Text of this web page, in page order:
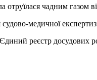
чадним газом
медичної
реєстр досудових